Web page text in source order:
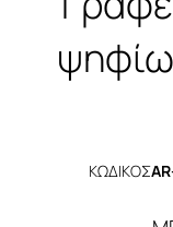
ΚΩΔΙΚΟΣ